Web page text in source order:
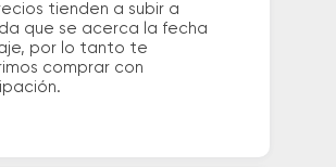
tienden a subir a
que se acerca la fecha
por lo tanto te
comprar con